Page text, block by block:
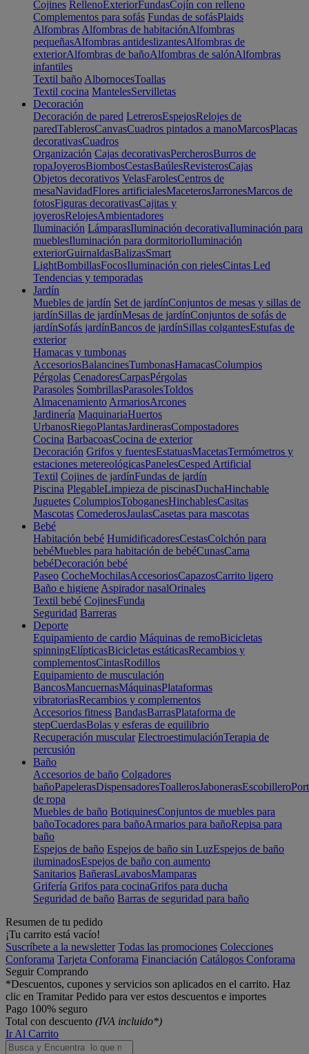
Cojines RellenoExteriorFundasCojín con relleno
Complementos para sofás Fundas de sofásPlaids
Alfombras Alfombras de habitaciónAlfombras
pequeñasAlfombras antideslizantesAlfombras de
exteriorAlfombras de bañoAlfombras de salónAlfombras
infantiles
Textil baño AlbornocesToallas
Textil cocina MantelesServilletas
Decoración
Decoración de pared LetrerosEspejosRelojes de
paredTablerosCanvasCuadros pintados a manoMarcosPlacas
decorativasCuadros
Organización Cajas decorativasPercherosBurros de
ropaJoyerosBiombosCestasBaúlesRevisterosCajas
Objetos decorativos VelasFarolesCentros de
mesaNavidadFlores artificialesMaceterosJarronesMarcos de
fotosFiguras decorativasCajitas y
joyerosRelojesAmbientadores
Iluminación LámparasIluminación decorativaIluminación para
mueblesIluminación para dormitorioIluminación
exteriorGuirnaldasBalizasSmart
LightBombillasFocosIluminación con rielesCintas Led
Tendencias y temporadas
Jardín
Muebles de jardín Set de jardínConjuntos de mesas y sillas de
jardínSillas de jardínMesas de jardínConjuntos de sofás de
jardínSofás jardínBancos de jardínSillas colgantesEstufas de
exterior
Hamacas y tumbonas
AccesoriosBalancinesTumbonasHamacasColumpios
Pérgolas CenadoresCarpasPérgolas
Parasoles SombrillasParasolesToldos
Almacenamiento ArmariosArcones
Jardinería MaquinariaHuertos
UrbanosRiegoPlantasJardinerasCompostadores
Cocina BarbacoasCocina de exterior
Decoración Grifos y fuentesEstatuasMacetasTermómetros y
estaciones metereológicasPanelesCesped Artificial
Textil Cojines de jardínFundas de jardín
Piscina PlegableLimpieza de piscinasDuchaHinchable
Juguetes ColumpiosToboganesHinchablesCasitas
Mascotas ComederosJaulasCasetas para mascotas
Bebé
Habitación bebé HumidificadoresCestasColchón para
bebéMuebles para habitación de bebéCunasCama
bebéDecoración bebé
Paseo CocheMochilasAccesoriosCapazosCarrito ligero
Baño e higiene Aspirador nasalOrinales
Textil bebé CojinesFunda
Seguridad Barreras
Deporte
Equipamiento de cardio Máquinas de remoBicicletas
spinningElípticasBicicletas estáticasRecambios y
complementosCintasRodillos
Equipamiento de musculación
BancosMancuernasMáquinasPlataformas
vibratoriasRecambios y complementos
Accesorios fitness BandasBarrasPlataforma de
stepCuerdasBolas y esferas de equilibrio
Recuperación muscular ElectroestimulaciónTerapia de
percusión
Baño
Accesorios de baño Colgadores
bañoPapelerasDispensadoresToallerosJabonerasEscobillero
de ropa
Muebles de baño BotiquinesConjuntos de muebles para
bañoTocadores para bañoArmarios para bañoRepisa para
baño
Espejos de baño Espejos de baño sin LuzEspejos de baño
iluminadosEspejos de baño con aumento
Sanitarios BañerasLavabosMamparas
Grifería Grifos para cocinaGrifos para ducha
Seguridad de baño Barras de seguridad para baño
Resumen de tu pedido
¡Tu carrito está vacío!
Suscríbete a la newsletter Todas las promociones Colecciones
Conforama Tarjeta Conforama Financiación Catálogos Conforama
Seguir Comprando
*Descuentos, cupones y servicios son aplicados en el carrito. Haz
clic en Tramitar Pedido para ver estos descuentos e importes
Pago 100% seguro
Total con descuento (IVA incluido*)
Ir Al Carrito